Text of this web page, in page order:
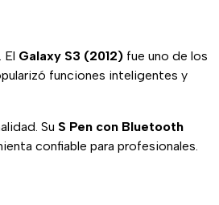
El Galaxy S3 (2012) fue uno de los
funciones inteligentes y
Su S Pen con Bluetooth
confiable para profesionales.